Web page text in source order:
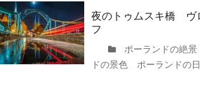
夜のトゥムスキ橋 ヴ
フ
ポーランドの絶
ドの景色 ポーランドの